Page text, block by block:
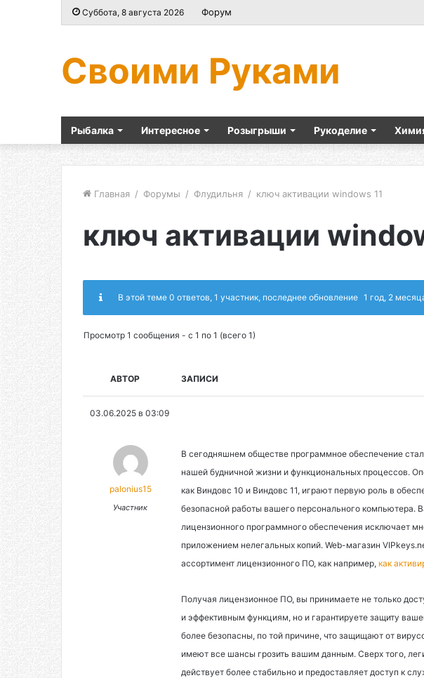
Суббота, 8 августа 2026 Форум
Своими Руками
Рыбалка Интересное Розыгрыши Рукоделие
Главная / Форумы / Флудильня / ключ активации windows 11
ключ активации
В этой теме 0 ответов, 1 участник, последнее обновление 1 год, 2
Просмотр 1 сообщения - с 1 по 1 (всего 1)
АВТОР ЗАПИСИ
03.06.2025 в 03:09
palonius15
Участник
В сегодняшнем обществе программное обеспечение
нашей будничной жизни и функциональных процессов.
как Виндовс 10 и Виндовс 11, играют первую роль в
безопасной работы вашего персонального компьютера.
лицензионного программного обеспечения исключает
приложением нелегальных копий. Web-магазин
ассортимент лицензионного ПО, как например, как
Получая лицензионное ПО, вы принимаете не только
и эффективным функциям, но и гарантируете защиту
более безопасны, по той причине, что защищают от
имеют все шансы грозить вашим данным. Сверх того,
действует более стабильно и предоставляет доступ к